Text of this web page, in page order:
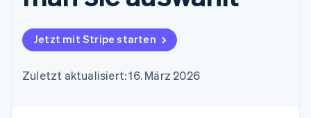
125
Terminal
Zahlungen vor Ort
Boost
Autorisierungsraten
Data Pipeline
Geldmanagement
SaaS
Marktplatz auf
Abonnementverwaltung
nutzungsbasierte
Karten ausgeben: So
Stripe Sessions
Karriere
Stripe Press
Jetzt mit Stripe starten
Zuletzt aktualisiert: 16. März 2026